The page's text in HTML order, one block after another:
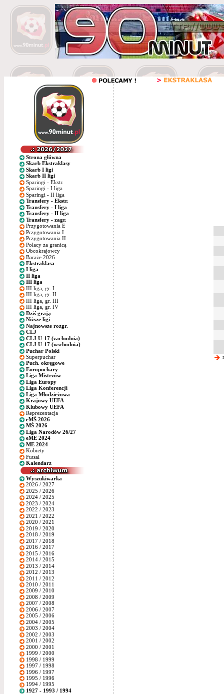
Strona główna
Skarb Ekstraklasy
Skarb I ligi
Skarb II ligi
Sparingi - Ekstr.
Sparingi - I liga
Sparingi - II liga
Transfery - Ekstr.
Transfery - I liga
Transfery - II liga
Transfery - zagr.
Przygotowania E
Przygotowania I
Przygotowania II
Polacy za granicą
Obcokrajowcy
Baraże 2026
Ekstraklasa
I liga
II liga
III liga
III liga, gr. I
III liga, gr. II
III liga, gr. III
III liga, gr. IV
Dziś grają
Niższe ligi
Najnowsze rozgr.
CLJ
CLJ U-17 (zachodnia)
CLJ U-17 (wschodnia)
Puchar Polski
Superpuchar
Puch. okręgowe
Europuchary
Liga Mistrzów
Liga Europy
Liga Konferencji
Liga Młodzieżowa
Krajowy UEFA
Klubowy UEFA
Reprezentacja
eMŚ 2026
MŚ 2026
Liga Narodów 26/27
eME 2024
ME 2024
Kobiety
Futsal
Kalendarz
Wyszukiwarka
2026 / 2027
2025 / 2026
2024 / 2025
2023 / 2024
2022 / 2023
2021 / 2022
2020 / 2021
2019 / 2020
2018 / 2019
2017 / 2018
2016 / 2017
2015 / 2016
2014 / 2015
2013 / 2014
2012 / 2013
2011 / 2012
2010 / 2011
2009 / 2010
2008 / 2009
2007 / 2008
2006 / 2007
2005 / 2006
2004 / 2005
2003 / 2004
2002 / 2003
2001 / 2002
2000 / 2001
1999 / 2000
1998 / 1999
1997 / 1998
1996 / 1997
1995 / 1996
1994 / 1995
1927 - 1993 / 1994